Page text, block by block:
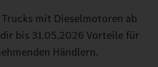
Trucks mit Dieselmotoren ab
dir bis 31.05.2026 Vorteile für
Händlern.